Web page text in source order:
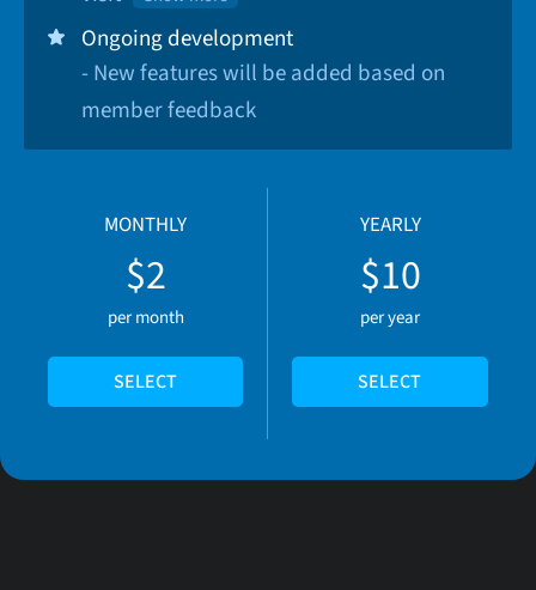
Ongoing development
- New features will be added based on
member feedback
MONTHLY
$2
per month
SELECT
YEARLY
$10
per year
SELECT